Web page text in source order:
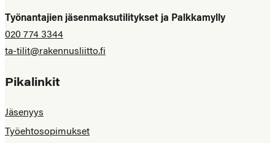
Työnantajien jäsenmaksutilitykset ja Palkkamylly
020 774 3344
ta-tilit@rakennusliitto.fi
Pikalinkit
Jäsenyys
Työehtosopimukset